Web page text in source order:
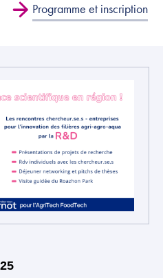
Programme et inscription